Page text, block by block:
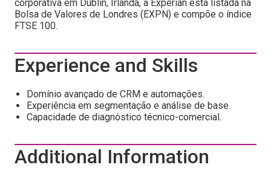
corporativa em Dublin, Irlanda, a Experian está listada na
Bolsa de Valores de Londres (EXPN) e compõe o índice
FTSE 100.
Experience and Skills
Domínio avançado de CRM e automações.
Experiência em segmentação e análise de base.
Capacidade de diagnóstico técnico-comercial.
Additional Information